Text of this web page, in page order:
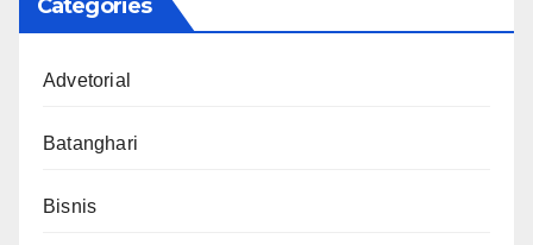
Categories
Advetorial
Batanghari
Bisnis